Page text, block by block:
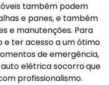
também podem
e panes, e também
e manutenções. Para
ter acesso a um ótimo
de emergência,
elétrica socorroque
profissionalismo.